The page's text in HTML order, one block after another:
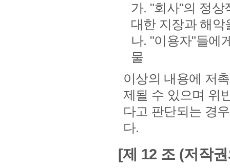
가. "회사"의 정
대한 지장과 해
나. "이용자"들에
물
이상의 내용에 저
제될 수 있으며 위
다고 판단되는 경
다.
[제 12 조 (저작